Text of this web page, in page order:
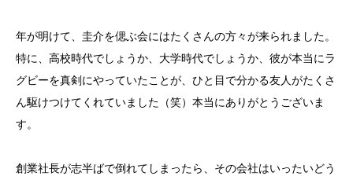
年が明けて、圭介を偲ぶ会にはたくさんの方々が来られました。
特に、高校時代でしょうか、大学時代でしょうか、彼が本当にラ
グビーを真剣にやっていたことが、ひと目で分かる友人がたくさ
ん駆けつけてくれていました（笑）本当にありがとうございま
す。
創業社長が志半ばで倒れてしまったら、その会社はいったいどう